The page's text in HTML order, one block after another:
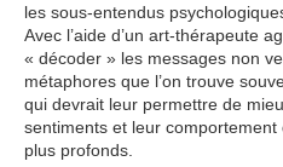
les sous-entendus
Avec l’aide d’un art-thérapeute
« décoder » les messages non
métaphores que l’on trouve
qui devrait leur permettre de
sentiments et leur
plus profonds.